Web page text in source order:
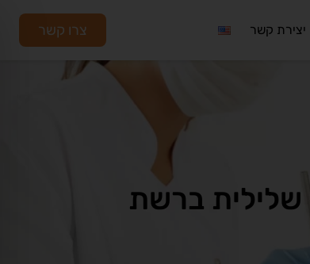
יצירת קשר צרו קשר